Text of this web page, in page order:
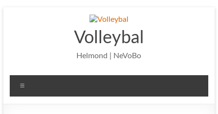
Volleybal
Helmond | NeVoBo